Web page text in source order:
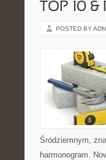
TOP 10
POSTED BY
Śródziemnym,
harmonogram.